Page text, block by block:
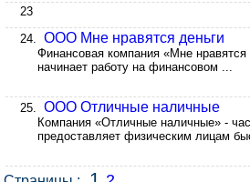
23
24. ООО Мне нравятся деньги
Финансовая компания «Мне
начинает работу на финансовом ...
25. ООО Отличные наличные
Компания «Отличные наличные» -
предоставляет физическим лицам